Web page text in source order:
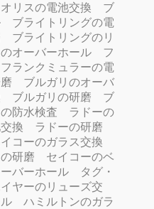
オリスの電池交換
ブ
ブライトリングの電
ブライトリングのリ
オーバーホール
フ
フランクミュラーの電
ブルガリのオーバ
ブルガリの研磨
ブ
防水検査
ラドーの
換
ラドーの研磨
コーのガラス交換
研磨
セイコーのベ
バーホール
タグ・
ヤーのリューズ交
ハミルトンのガラ